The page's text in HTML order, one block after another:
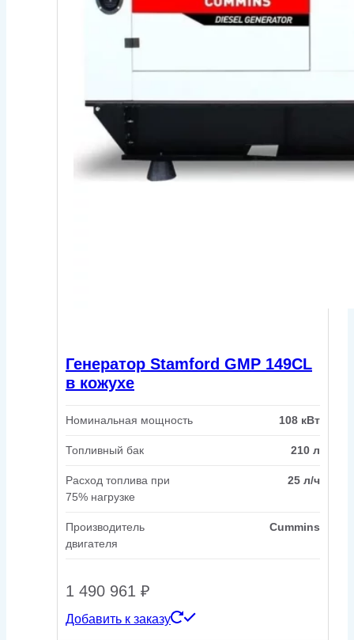
Генератор Stamford GMP 149CL
в кожухе
Номинальная мощность 108 кВт
Топливный бак 210 л
Расход топлива при
75% нагрузке
25 л/ч
Производитель
двигателя
Cummins
1 490 961 ₽
Добавить к заказу